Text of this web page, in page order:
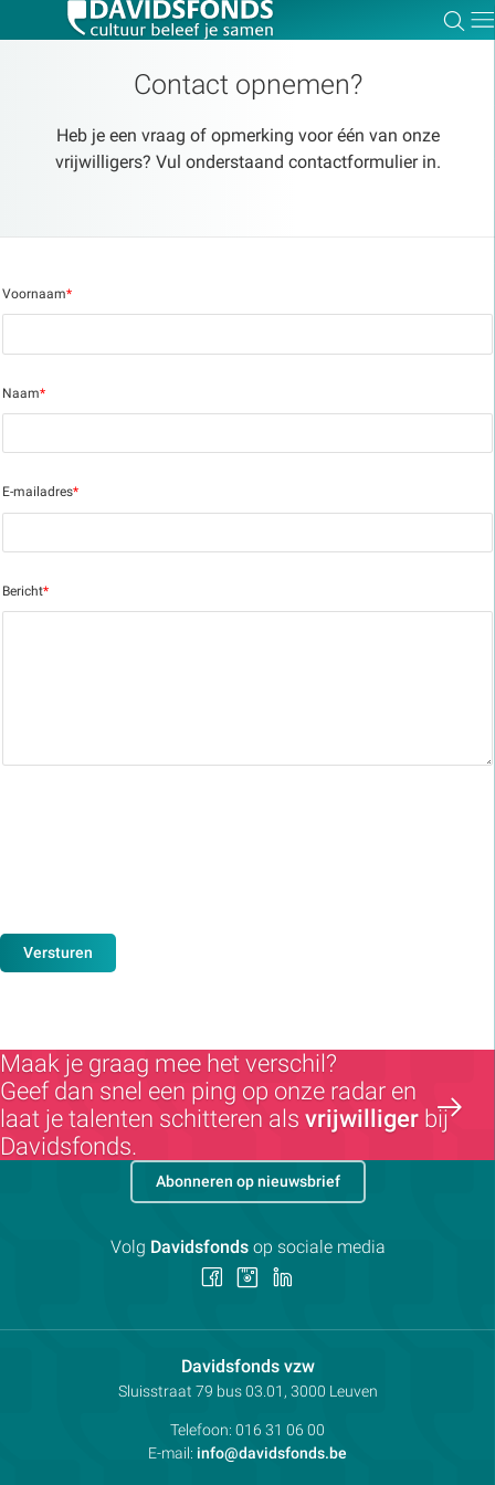
Contact opnemen?
Heb je een vraag of opmerking voor één van onze
vrijwilligers? Vul onderstaand contactformulier in.
Voornaam*
Naam*
E-mailadres*
Bericht*
Versturen
Maak je graag mee het verschil?
Geef dan snel een ping op onze radar en
laat je talenten schitteren als vrijwilliger bij
Davidsfonds.
Davidsfonds vzwContactpersoon:
Adres:
Sluisstraat 79 bus 03.01, 3000 Leuven
Telefoon: 016 31 06 00
E-mail: info@davidsfonds.be
Abonneren op nieuwsbrief
Volg Davidsfondsop sociale media
Volg Volg
Zoeken